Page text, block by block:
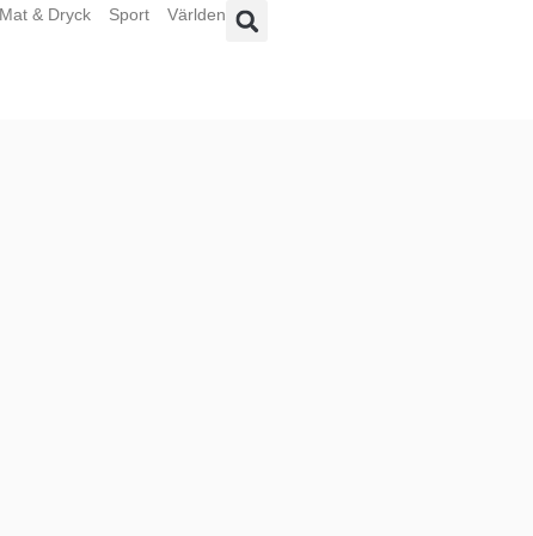
Mat & Dryck Sport Världen